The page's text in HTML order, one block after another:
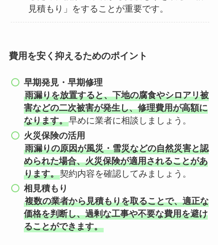
見積もり」をすることが重要です。
費用を安く抑えるためのポイント
早期発見・早期修理
雨漏りを放置すると、下地の腐食やシロアリ被
害などの二次被害が発生し、修理費用が高額に
なります。早めに業者に相談しましょう。
火災保険の活用
雨漏りの原因が風災・雪災などの自然災害と認
められた場合、火災保険が適用されることがあ
ります。契約内容を確認してみましょう。
相見積もり
複数の業者から見積もりを取ることで、適正な
価格を判断し、過剰な工事や不要な費用を避け
ることができます。